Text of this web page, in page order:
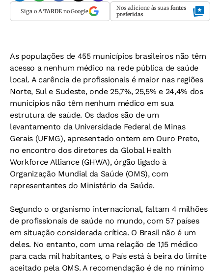
Siga o A TARDEno Google Nos adicione às suas fontes
preferidas
As populações de 455 municípios brasileiros não têm
acesso a nenhum médico na rede pública de saúde
local. A carência de profissionais é maior nas regiões
Norte, Sul e Sudeste, onde 25,7%, 25,5% e 24,4% dos
municípios não têm nenhum médico em sua
estrutura de saúde. Os dados são de um
levantamento da Universidade Federal de Minas
Gerais (UFMG), apresentado ontem em Ouro Preto,
no encontro dos diretores da Global Health
Workforce Alliance (GHWA), órgão ligado à
Organização Mundial da Saúde (OMS), com
representantes do Ministério da Saúde.
Segundo o organismo internacional, faltam 4 milhões
de profissionais de saúde no mundo, com 57 países
em situação considerada crítica. O Brasil não é um
deles. No entanto, com uma relação de 1,15 médico
para cada mil habitantes, o País está à beira do limite
aceitado pela OMS. A recomendação é de no mínimo